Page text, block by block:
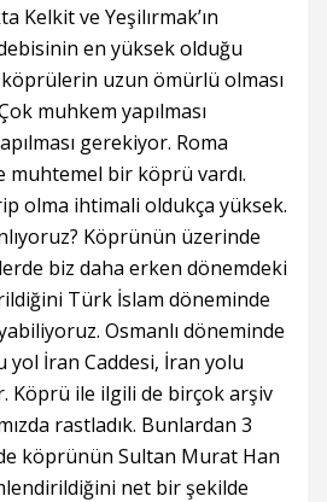
Kelkit ve Yeşilırmak’ın
en yüksek olduğu
uzun ömürlü olması
muhkem yapılması
gerekiyor. Roma
muhtemel bir köprü vardı.
olma ihtimali oldukça yüksek.
Köprünün üzerinde
biz daha erken dönemdeki
Türk İslam döneminde
Osmanlı döneminde
yol İran Caddesi, İran yolu
Köprü ile ilgili de birçok arşiv
rastladık. Bunlardan 3
köprünün Sultan Murat Han
net bir şekilde